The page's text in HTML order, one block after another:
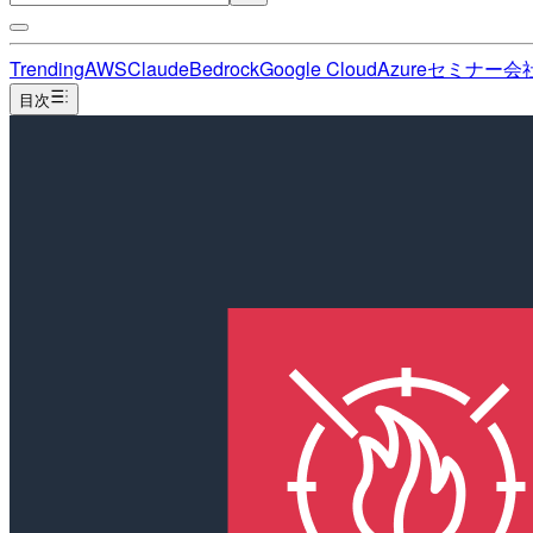
TrendingAWSClaudeBedrockGoogle CloudAzureセミナー会
目次